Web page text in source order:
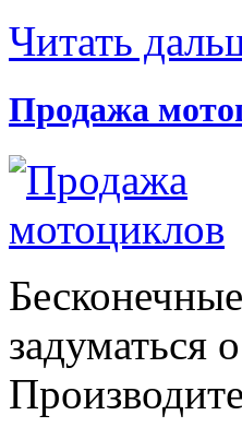
Читать
Продажа
задуматься